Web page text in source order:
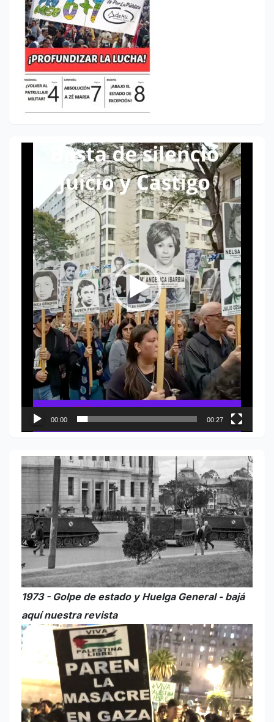
Reproductor
00:00 00:27
1973 - Golpe de estado y Huelga General - bajá
aquí nuestra revista